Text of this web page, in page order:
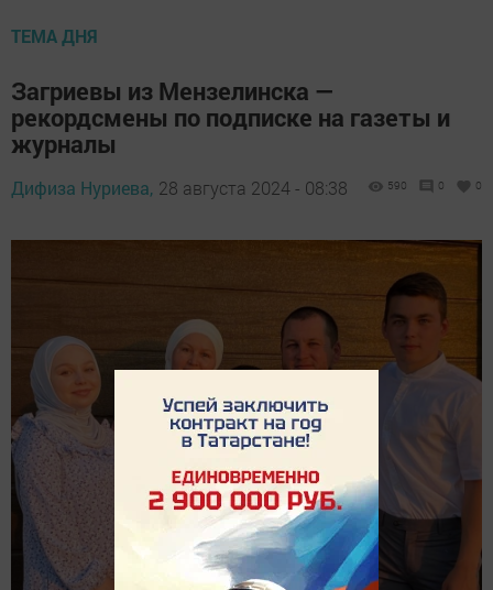
ТЕМА ДНЯ
Загриевы из Мензелинска —
рекордсмены по подписке на газеты и
журналы
Дифиза Нуриева, 28 августа 2024 - 08:38 590 0 0